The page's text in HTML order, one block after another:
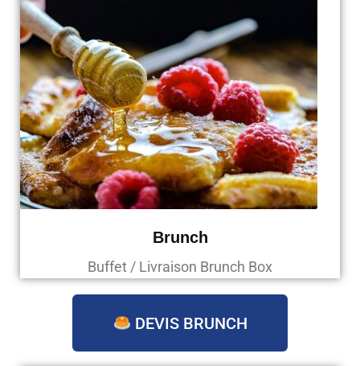
Brunch
Buffet / Livraison Brunch Box
DEVIS BRUNCH